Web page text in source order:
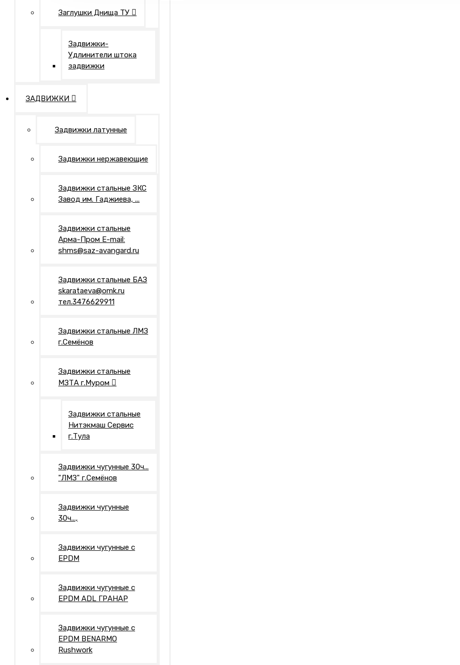
Заглушки Днища ТУ
Задвижки-
Удлинители штока
задвижки
ЗАДВИЖКИ
Задвижки латунные
Задвижки нержавеющие
Задвижки стальные ЗКС
Завод им. Гаджиева, ...
Задвижки стальные
Арма-Пром E-mail:
shms@saz-avangard.ru
Задвижки стальные БАЗ
skarataeva@omk.ru
тел.3476629911
Задвижки стальные ЛМЗ
г.Семёнов
Задвижки стальные
МЗТА г.Муром
Задвижки стальные
Нитэкмаш Сервис
г.Тула
Задвижки чугунные 30ч...
"ЛМЗ" г.Семёнов
Задвижки чугунные
30ч...,
Задвижки чугунные с
EPDM
Задвижки чугунные с
EPDM ADL ГРАНАР
Задвижки чугунные с
EPDM BENARMO
Rushwork